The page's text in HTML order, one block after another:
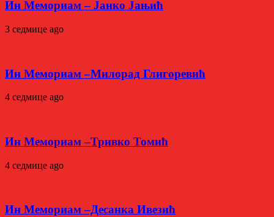
Ин Мемориам – Јанко Јањић
3 седмице ago
Ин Мемориам –Милорад Глигоревић
4 седмице ago
Ин Мемориам –Тривко Томић
4 седмице ago
Ин Мемориам –Десанка Ивезић